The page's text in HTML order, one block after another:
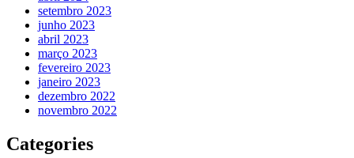
setembro 2023
junho 2023
abril 2023
março 2023
fevereiro 2023
janeiro 2023
dezembro 2022
novembro 2022
Categories